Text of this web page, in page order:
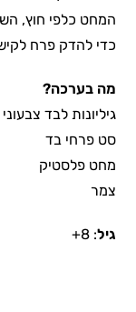
המחט כלפי חוץ,
כדי להדק פרח
מה בערכה?
גיליונות לבד
סט פרחי בד
מחט פלסטיק
צמר
גיל: 8+